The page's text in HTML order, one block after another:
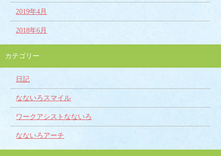
2019年4月
2018年6月
カテゴリー
日記
なないろスマイル
ワークアシストなないろ
なないろアーチ